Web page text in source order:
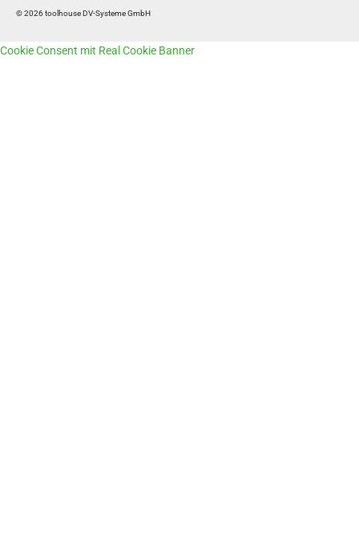
© 2026 toolhouse DV-Systeme GmbH
Cookie Consent mit Real Cookie Banner